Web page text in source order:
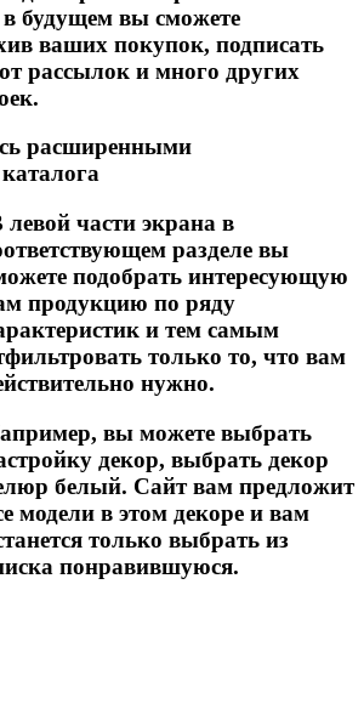
будущем вы сможете
ваших покупок, подписать
рассылок и много других
расширенными
левой части экрана в
разделе вы
подобрать интересующую
продукцию по ряду
и тем самым
только то, что вам
нужно.
вы можете выбрать
декор, выбрать декор
белый. Сайт вам предложит
модели в этом декоре и вам
только выбрать из
понравившуюся.